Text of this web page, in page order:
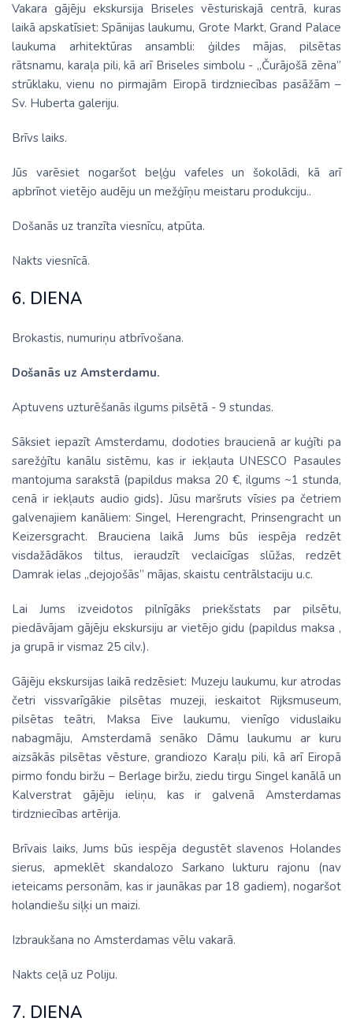
Vakara gājēju ekskursija Briseles vēsturiskajā centrā, kuras
laikā apskatīsiet: Spānijas laukumu, Grote Markt, Grand Palace
laukuma arhitektūras ansambli: ģildes mājas, pilsētas
rātsnamu, karaļa pili, kā arī Briseles simbolu - „Čurājošā zēna”
strūklaku, vienu no pirmajām Eiropā tirdzniecības pasāžām –
Sv. Huberta galeriju.
Brīvs laiks.
Jūs varēsiet nogaršot beļģu vafeles un šokolādi, kā arī
apbrīnot vietējo audēju un mežģīņu meistaru produkciju..
Došanās uz tranzīta viesnīcu, atpūta.
Nakts viesnīcā.
6. DIENA
Brokastis, numuriņu atbrīvošana.
Došanās uz Amsterdamu.
Aptuvens uzturēšanās ilgums pilsētā - 9 stundas.
Sāksiet iepazīt Amsterdamu, dodoties braucienā ar kuģīti pa
sarežģītu kanālu sistēmu, kas ir iekļauta UNESCO Pasaules
mantojuma sarakstā (papildus maksa 20 €, ilgums ~1 stunda,
cenā ir iekļauts audio gids). Jūsu maršruts vīsies pa četriem
galvenajiem kanāliem: Singel, Herengracht, Prinsengracht un
Keizersgracht. Brauciena laikā Jums būs iespēja redzēt
visdažādākos tiltus, ieraudzīt veclaicīgas slūžas, redzēt
Damrak ielas „dejojošās” mājas, skaistu centrālstaciju u.c.
Lai Jums izveidotos pilnīgāks priekšstats par pilsētu,
piedāvājam gājēju ekskursiju ar vietējo gidu (papildus maksa ,
ja grupā ir vismaz 25 cilv.).
Gājēju ekskursijas laikā redzēsiet: Muzeju laukumu, kur atrodas
četri vissvarīgākie pilsētas muzeji, ieskaitot Rijksmuseum,
pilsētas teātri, Maksa Eive laukumu, vienīgo viduslaiku
nabagmāju, Amsterdamā senāko Dāmu laukumu ar kuru
aizsākās pilsētas vēsture, grandiozo Karaļu pili, kā arī Eiropā
pirmo fondu biržu – Berlage biržu, ziedu tirgu Singel kanālā un
Kalverstrat gājēju ieliņu, kas ir galvenā Amsterdamas
tirdzniecības artērija.
Brīvais laiks, Jums būs iespēja degustēt slavenos Holandes
sierus, apmeklēt skandalozo Sarkano lukturu rajonu (nav
ieteicams personām, kas ir jaunākas par 18 gadiem), nogaršot
holandiešu siļķi un maizi.
Izbraukšana no Amsterdamas vēlu vakarā.
Nakts ceļā uz Poliju.
7. DIENA